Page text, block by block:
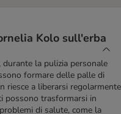
Kolo sull'erba
la pulizia personale
formare delle palle di
riesce a liberarsi regolarmente
possono trasformarsi in
di salute, come la